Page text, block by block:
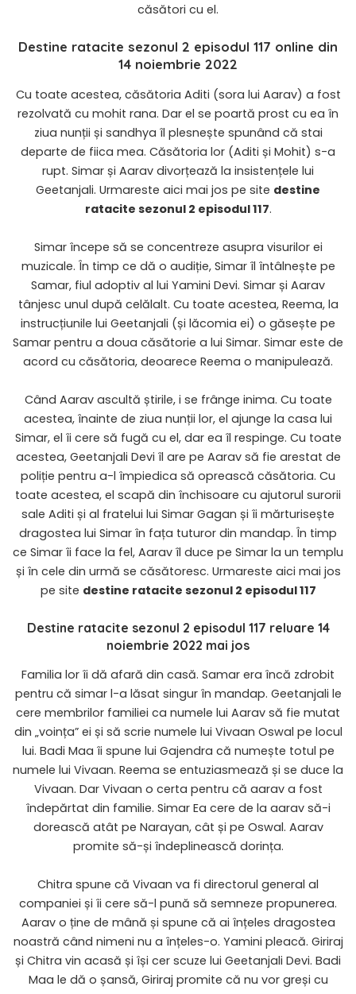
căsători cu el.
Destine ratacite sezonul 2 episodul 117 online din
14 noiembrie 2022
Cu toate acestea, căsătoria Aditi (sora lui Aarav) a fost
rezolvată cu mohit rana. Dar el se poartă prost cu ea în
ziua nunții și sandhya îl plesnește spunând că stai
departe de fiica mea. Căsătoria lor (Aditi și Mohit) s-a
rupt. Simar și Aarav divorțează la insistențele lui
Geetanjali. Urmareste aici mai jos pe site destine
ratacite sezonul 2 episodul 117.
Simar începe să se concentreze asupra visurilor ei
muzicale. În timp ce dă o audiție, Simar îl întâlnește pe
Samar, fiul adoptiv al lui Yamini Devi. Simar și Aarav
tânjesc unul după celălalt. Cu toate acestea, Reema, la
instrucțiunile lui Geetanjali (și lăcomia ei) o găsește pe
Samar pentru a doua căsătorie a lui Simar. Simar este de
acord cu căsătoria, deoarece Reema o manipulează.
Când Aarav ascultă știrile, i se frânge inima. Cu toate
acestea, înainte de ziua nunții lor, el ajunge la casa lui
Simar, el îi cere să fugă cu el, dar ea îl respinge. Cu toate
acestea, Geetanjali Devi îl are pe Aarav să fie arestat de
poliție pentru a-l împiedica să oprească căsătoria. Cu
toate acestea, el scapă din închisoare cu ajutorul surorii
sale Aditi și al fratelui lui Simar Gagan și îi mărturisește
dragostea lui Simar în fața tuturor din mandap. În timp
ce Simar îi face la fel, Aarav îl duce pe Simar la un templu
și în cele din urmă se căsătoresc. Urmareste aici mai jos
pe site destine ratacite sezonul 2 episodul 117
Destine ratacite sezonul 2 episodul 117 reluare 14
noiembrie 2022 mai jos
Familia lor îi dă afară din casă. Samar era încă zdrobit
pentru că simar l-a lăsat singur în mandap. Geetanjali le
cere membrilor familiei ca numele lui Aarav să fie mutat
din „voința” ei și să scrie numele lui Vivaan Oswal pe locul
lui. Badi Maa îi spune lui Gajendra că numește totul pe
numele lui Vivaan. Reema se entuziasmează și se duce la
Vivaan. Dar Vivaan o certa pentru că aarav a fost
îndepărtat din familie. Simar Ea cere de la aarav să-i
dorească atât pe Narayan, cât și pe Oswal. Aarav
promite să-și îndeplinească dorința.
Chitra spune că Vivaan va fi directorul general al
companiei și îi cere să-l pună să semneze propunerea.
Aarav o ține de mână și spune că ai înțeles dragostea
noastră când nimeni nu a înțeles-o. Yamini pleacă. Giriraj
și Chitra vin acasă și își cer scuze lui Geetanjali Devi. Badi
Maa le dă o șansă, Giriraj promite că nu vor greși cu